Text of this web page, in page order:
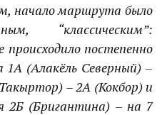
начало маршрута было
“классическим”:
происходило постепенно
1А (Алакёль Северный) –
) – 2А (Кокбор) и
2Б (Бригантина) – на 7